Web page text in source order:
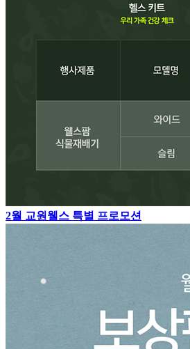
2월 교원웰스 특별 프로모션